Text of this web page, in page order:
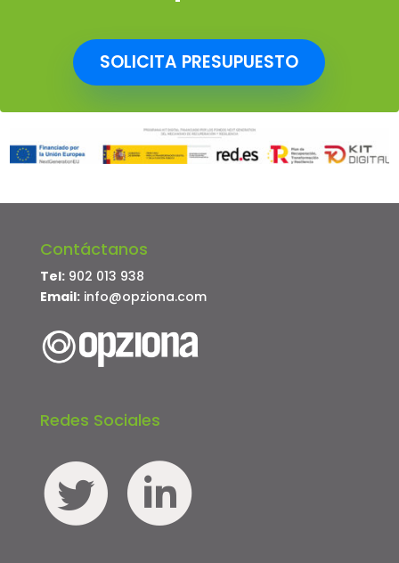
SOLICITA PRESUPUESTO
Contáctanos
Tel: 902 013 938
Email: info@opziona.com
Redes Sociales